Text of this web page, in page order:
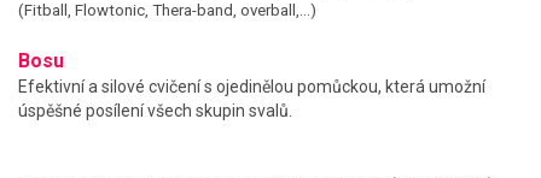
(Fitball, Flowtonic, Thera-band, overball,...)
Bosu
Efektivní a silové cvičení s ojedinělou pomůckou, která umožní
úspěšné posílení všech skupin svalů.